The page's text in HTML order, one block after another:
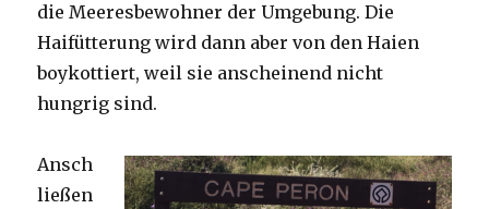
die Meeresbewohner der Umgebung. Die
Haifütterung wird dann aber von den Haien
boykottiert, weil sie anscheinend nicht
hungrig sind.
Ansch
ließen